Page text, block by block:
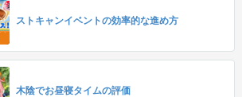
ストキャンイベントの効率的な進め方
木陰でお昼寝タイムの評価